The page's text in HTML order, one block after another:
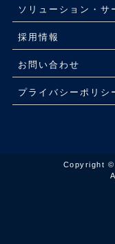
ソリューション・サ
採用情報
お問い合わせ
プライバシーポリシ
Copyright ©